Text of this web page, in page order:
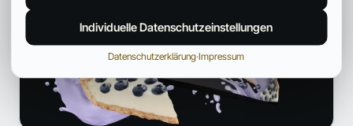
Individuelle Datenschutzeinstellungen
Datenschutzerklärung·Impressum